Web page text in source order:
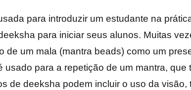
para introduzir um estudante na
para iniciar seus alunos. Muitas
de um mala (mantra beads) como um
usado para a repetição de um mantra, que
de deeksha podem incluir o uso da visão,